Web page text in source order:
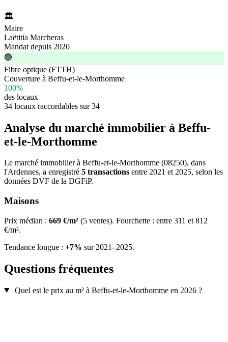
🏛️
Maire
Laëtitia Marcheras
Mandat depuis 2020
🟢
Fibre optique (FTTH)
Couverture à Beffu-et-le-Morthomme
100%
des locaux
34 locaux raccordables sur 34
Analyse du marché immobilier à Beffu-
et-le-Morthomme
Le marché immobilier à Beffu-et-le-Morthomme (08250), dans
l'Ardennes, a enregistré 5 transactions entre 2021 et 2025, selon les
données DVF de la DGFiP.
Maisons
Prix médian : 669 €/m² (5 ventes). Fourchette : entre 311 et 812
€/m².
Tendance longue : +7% sur 2021–2025.
Questions fréquentes
Quel est le prix au m² à Beffu-et-le-Morthomme en 2026 ?